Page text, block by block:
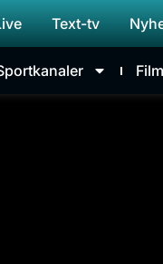
Text-tv